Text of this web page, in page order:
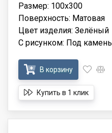
Размер: 100x300
Поверхность: Матовая
Цвет изделия: Зелёный
С рисунком: Под камень
В корзину
Купить в 1 клик